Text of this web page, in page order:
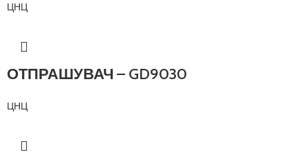
ЦНЦ
ОТПРАШУВАЧ – GD9030
ЦНЦ